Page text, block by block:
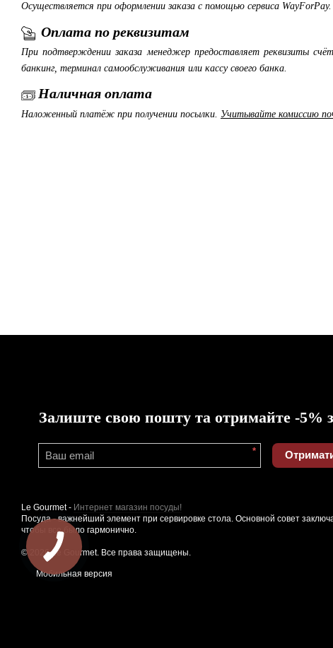
Осуществляется при оформлении заказа с помощью сервиса WayForPay.
Оплата по реквизитам
При подтверждении заказа менеджер предоставляет реквизиты
банкинг, терминал самообслуживания или кассу своего банка.
Наличная оплата
Наложенный платёж при получении посылки. Учитывайте комиссию
Залиште свою пошту та отримайте -5%
*
Le Gourmet - Интернет магазин посуды!
Посуда - важнейший элемент при сервировке стола. Основной совет
чтобы все было гармонично.
© 2026 Le Gourmet. Все права защищены.
Мобильная версия